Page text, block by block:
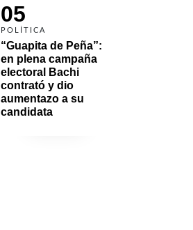
05
POLÍTICA
“Guapita de Peña”:
en plena campaña
electoral Bachi
contrató y dio
aumentazo a su
candidata